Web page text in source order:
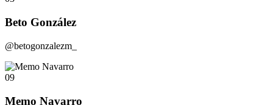
Beto González
@betogonzalezm_
09
Memo Navarro